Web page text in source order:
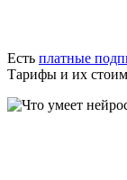
Есть платные
Тарифы и их